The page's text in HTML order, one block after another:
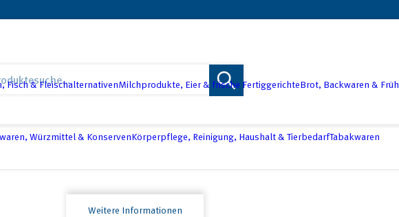
Fisch & FleischalternativenMilchprodukte, Eier & frische FertiggerichteBrot, Backwaren &
Würzmittel & KonservenKörperpflege, Reinigung, Haushalt & TierbedarfTabakwaren
Weitere Informationen